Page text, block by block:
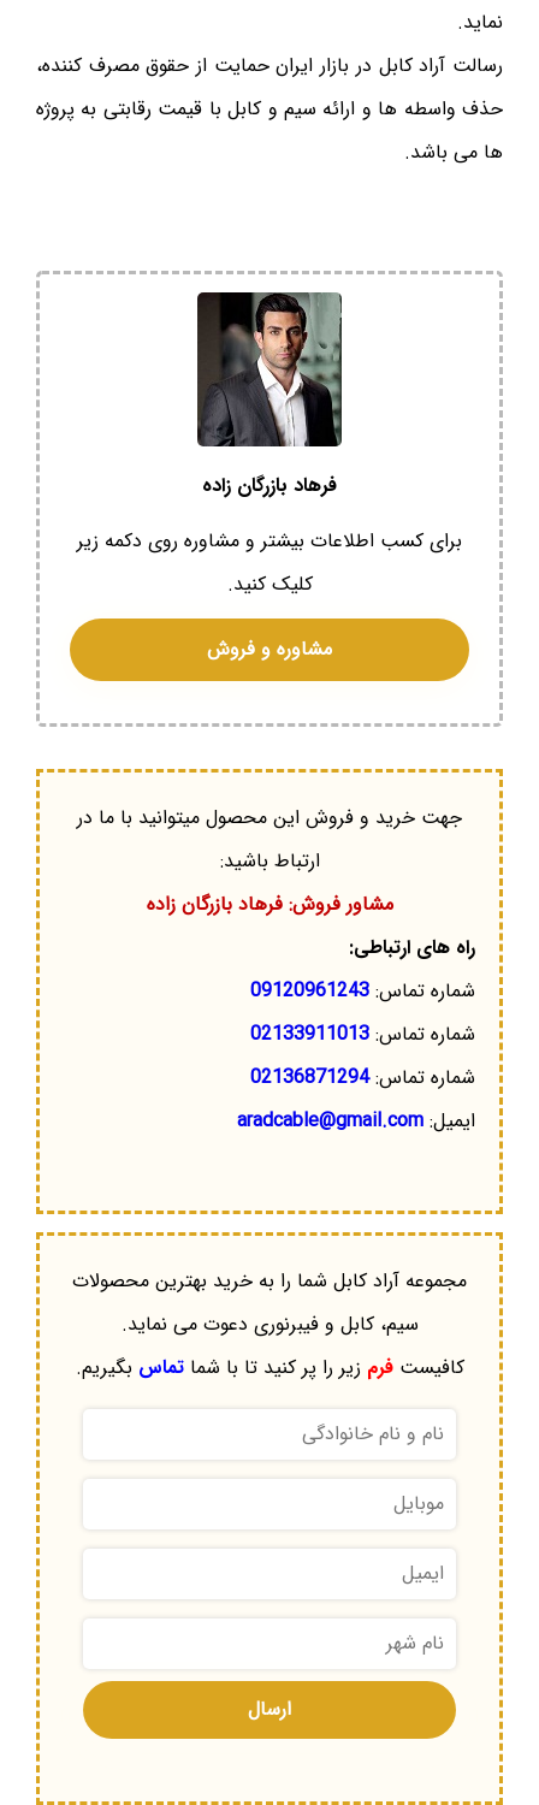
نماید.
رسالت آراد کابل در بازار ایران حمایت از حقوق مصرف کننده،
حذف واسطه ها و ارائه سیم و کابل با قیمت رقابتی به پروژه
ها می باشد.
فرهاد بازرگان زاده
برای کسب اطلاعات بیشتر و مشاوره روی دکمه زیر
کلیک کنید.
مشاوره و فروش
جهت خرید و فروش این محصول میتوانید با ما در
ارتباط باشید:
مشاور فروش: فرهاد بازرگان زاده
راه های ارتباطی:
شماره تماس: 09120961243
شماره تماس: 02133911013
شماره تماس:02136871294
ایمیل: aradcable@gmail.com
مجموعه آراد کابل شما را به خرید بهترین محصولات
سیم، کابل و فیبرنوری دعوت می نماید.
کافیستفرم زیر را پر کنید تا با شماتماس بگیریم.